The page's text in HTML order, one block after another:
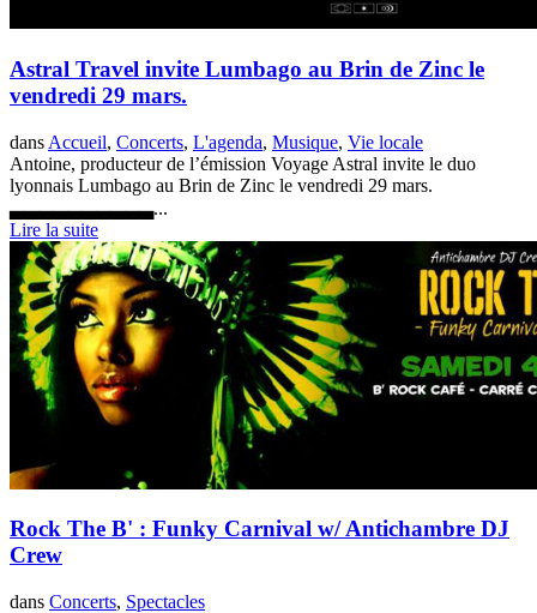
Astral Travel invite Lumbago au Brin de Zinc le
vendredi 29 mars.
dans Accueil, Concerts, L'agenda, Musique, Vie locale
Antoine, producteur de l’émission Voyage Astral invite le duo
lyonnais Lumbago au Brin de Zinc le vendredi 29 mars.
▃▃▃▃▃▃▃▃▃▃...
Lire la suite
Rock The B' : Funky Carnival w/ Antichambre DJ
Crew
dans Concerts, Spectacles